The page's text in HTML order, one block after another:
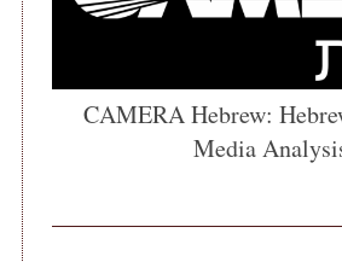
CAMERA Hebrew:
Media